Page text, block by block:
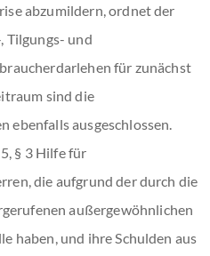
abzumildern, ordnet der
Tilgungs- und
für zunächst
sind die
ebenfalls ausgeschlossen.
§ 3 Hilfe für
die aufgrund der durch die
außergewöhnlichen
haben, und ihre Schulden aus